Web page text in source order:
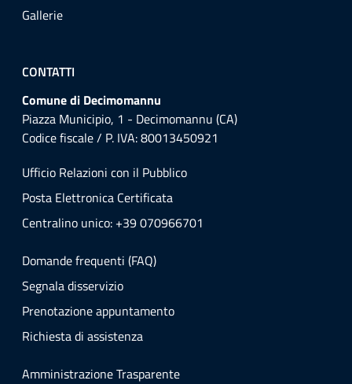
Gallerie
CONTATTI
Comune di Decimomannu
Piazza Municipio, 1 - Decimomannu (CA)
Codice fiscale / P. IVA: 80013450921
Ufficio Relazioni con il Pubblico
Posta Elettronica Certificata
Centralino unico: +39 070966701
Domande frequenti (FAQ)
Segnala disservizio
Prenotazione appuntamento
Richiesta di assistenza
Amministrazione Trasparente